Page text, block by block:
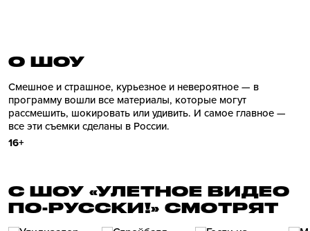
О ШОУ
Смешное и страшное, курьезное и невероятное — в
программу вошли все материалы, которые могут
рассмешить, шокировать или удивить. И самое главное —
все эти съемки сделаны в России.
16+
С ШОУ «УЛЕТНОЕ ВИДЕО
ПО-РУССКИ!» СМОТРЯТ